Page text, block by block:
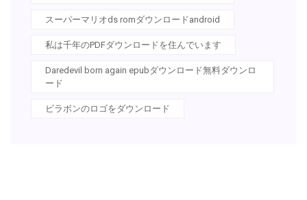
スーパーマリオds romダウンロードandroid
私は千年のPDFダウンロードを住んでいます
Daredevil born again epubダウンロード無料ダウンロ
ード
ビラボンのロゴをダウンロード